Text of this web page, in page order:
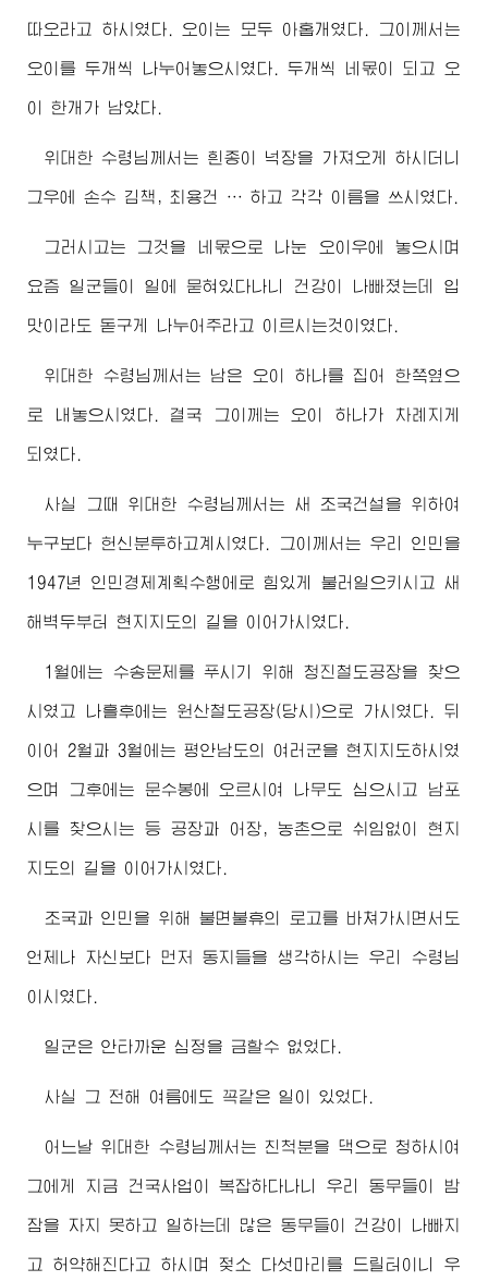
따오라고 하시였다. 오이는 모두 아홉개였다. 그이께서는
오이를 두개씩 나누어놓으시였다. 두개씩 네몫이 되고 오
이 한개가 남았다.
위대한 수령님 께서는 흰종이 넉장을 가져오게 하시더니
그우에 손수 김책, 최용건 … 하고 각각 이름을 쓰시였다.
그러시고는 그것을 네몫으로 나눈 오이우에 놓으시며
요즘 일군들이 일에 묻혀있다나니 건강이 나빠졌는데 입
맛이라도 돋구게 나누어주라고 이르시는것이였다.
위대한 수령님 께서는 남은 오이 하나를 집어 한쪽옆으
로 내놓으시였다. 결국 그이께는 오이 하나가 차례지게
되였다.
사실 그때위대한 수령님 께서는 새 조국건설을 위하여
누구보다 헌신분투하고계시였다. 그이께서는 우리 인민을
1947년 인민경제계획수행에로 힘있게 불러일으키시고 새
해벽두부터 현지지도의 길을 이어가시였다.
1월에는 수송문제를 푸시기 위해 청진철도공장을 찾으
시였고 나흘후에는 원산철도공장(당시)으로 가시였다. 뒤
이어 2월과 3월에는 평안남도의 여러군을 현지지도하시였
으며 그후에는 문수봉에 오르시여 나무도 심으시고 남포
시를 찾으시는 등 공장과 어장, 농촌으로 쉬임없이 현지
지도의 길을 이어가시였다.
조국과 인민을 위해 불면불휴의 로고를 바쳐가시면서도
언제나 자신보다 먼저 동지들을 생각하시는 우리 수령님
이시였다.
일군은 안타까운 심정을 금할수 없었다.
사실 그 전해 여름에도 꼭같은 일이 있었다.
어느날위대한 수령님 께서는 친척분을 댁으로 청하시여
그에게 지금 건국사업이 복잡하다나니 우리 동무들이 밤
잠을 자지 못하고 일하는데 많은 동무들이 건강이 나빠지
고 허약해진다고 하시며 젖소 다섯마리를 드릴터이니 우